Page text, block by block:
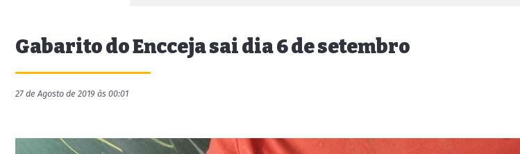
Gabarito do Encceja sai dia 6 de setembro
27 de Agosto de 2019 às 00:01